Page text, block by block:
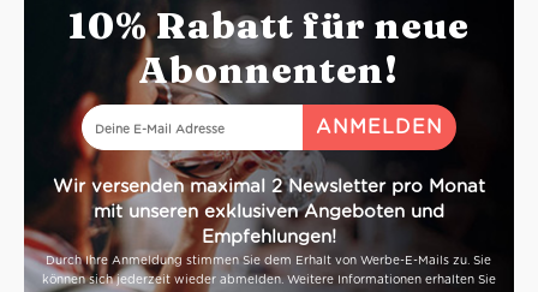
10% Rabatt für neue
Abonnenten!
Wir versenden maximal 2 Newsletter pro Monat
mit unseren exklusiven Angeboten und
Empfehlungen!
Durch Ihre Anmeldung stimmen Sie dem Erhalt von Werbe-E-Mails zu. Sie
können sich jederzeit wieder abmelden. Weitere Informationen erhalten Sie